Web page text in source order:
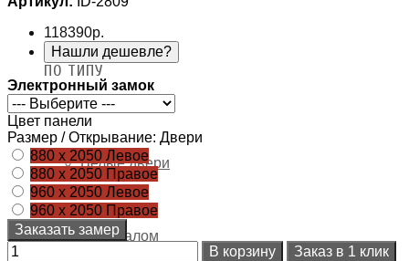
ПО ТИПУ
Белые двери
С зеркалом
118390р.
Нашли дешевле?
Электронный замок
Цвет панели
Размер / Открывание: Двери
880 х 2050 Левое
880 х 2050 Правое
960 х 2050 Левое
960 х 2050 Правое
Заказать замер
В корзину
Заказ в 1 клик